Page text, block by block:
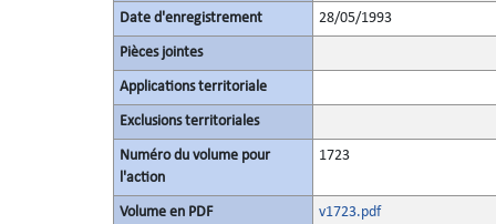
Date d'enregistrement 28/05/1993
Pièces jointes
Applications territoriale
Exclusions territoriales
Numéro du volume pour
l'action
1723
Volume en PDF v1723.pdf